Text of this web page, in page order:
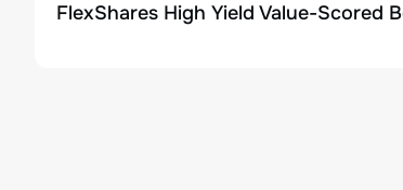
FlexShares High Yield Value-Scored